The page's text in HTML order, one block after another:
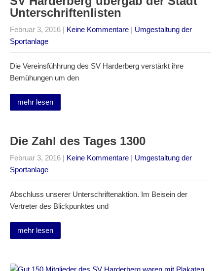
Unterschriftenlisten
Februar 3, 2016 | Keine Kommentare | Umgestaltung der
Sportanlage
Die Vereinsfühhrung des SV Harderberg verstärkt ihre
Bemühungen um den
mehr lesen
Die Zahl des Tages 1300
Februar 3, 2016 | Keine Kommentare | Umgestaltung der
Sportanlage
Abschluss unserer Unterschriftenaktion. Im Beisein der
Vertreter des Blickpunktes und
mehr lesen